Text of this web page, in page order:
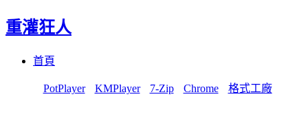
重灌狂人
首頁
PotPlayer KMPlayer 7-Zip Chrome 格式工廠